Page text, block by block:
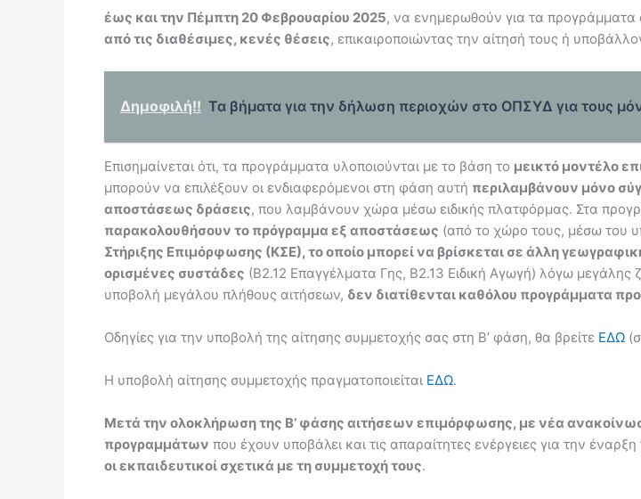
έως και την Πέμπτη 20 Φεβρουαρίου 2025, να ενημερωθούν για τα προγράμματα
από τις διαθέσιμες, κενές θέσεις, επικαιροποιώντας την αίτησή τους ή
Δημοφιλή!! Τα βήματα για την δήλωση περιοχών στο ΟΠΣΥΔ για τους
Επισημαίνεται ότι, τα προγράμματα υλοποιούνται με το βάση το μεικτό μοντέλο
μπορούν να επιλέξουν οι ενδιαφερόμενοι στη φάση αυτή περιλαμβάνουν μόνο
αποστάσεως δράσεις, που λαμβάνουν χώρα μέσω ειδικής πλατφόρμας. Στα
παρακολουθήσουν το πρόγραμμα εξ αποστάσεως (από το χώρο τους, μέσω του
Στήριξης Επιμόρφωσης (ΚΣΕ), το οποίο μπορεί να βρίσκεται σε άλλη
ορισμένες συστάδες (Β2.12 Επαγγέλματα Γης, Β2.13 Ειδική Αγωγή) λόγω
υποβολή μεγάλου πλήθους αιτήσεων, δεν διατίθενται καθόλου προγράμματα
Οδηγίες για την υποβολή της αίτησης συμμετοχής σας στη Β’ φάση, θα βρείτε ΕΔΩ
Η υποβολή αίτησης συμμετοχής πραγματοποιείται ΕΔΩ.
Μετά την ολοκλήρωση της Β’ φάσης αιτήσεων επιμόρφωσης, με νέα
προγραμμάτων που έχουν υποβάλει και τις απαραίτητες ενέργειες για την
οι εκπαιδευτικοί σχετικά με τη συμμετοχή τους.